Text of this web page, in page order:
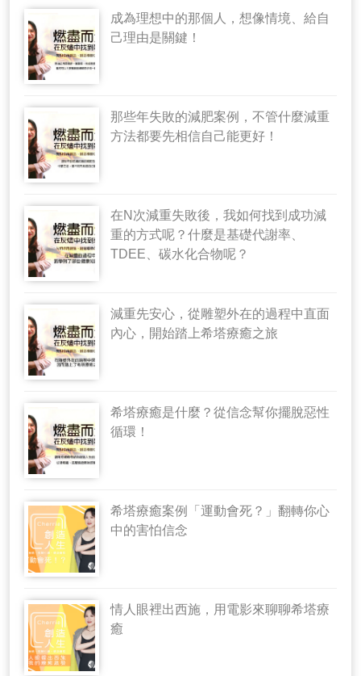
成為理想中的那個人，想像情境、給自
己理由是關鍵！
那些年失敗的減肥案例，不管什麼減重
方法都要先相信自己能更好！
在N次減重失敗後，我如何找到成功減
重的方式呢？什麼是基礎代謝率、
TDEE、碳水化合物呢？
減重先安心，從雕塑外在的過程中直面
內心，開始踏上希塔療癒之旅
希塔療癒是什麼？從信念幫你擺脫惡性
循環！
希塔療癒案例「運動會死？」翻轉你心
中的害怕信念
情人眼裡出西施，用電影來聊聊希塔療
癒